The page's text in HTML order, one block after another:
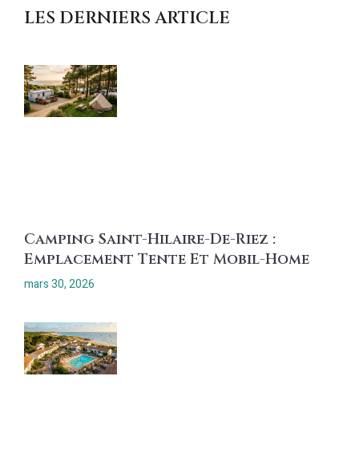
LES DERNIERS ARTICLE
Camping Saint-Hilaire-De-Riez :
Emplacement Tente Et Mobil-Home
mars 30, 2026